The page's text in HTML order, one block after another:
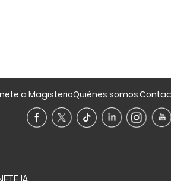
a MagisterioQuiénes somos